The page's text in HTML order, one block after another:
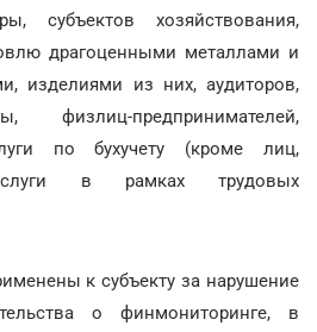
субъектов хозяйствования,
драгоценными металлами и
изделиями из них, аудиторов,
физлиц-предпринимателей,
по бухучету (кроме лиц,
в рамках трудовых
к субъекту за нарушение
о финмониторинге, в